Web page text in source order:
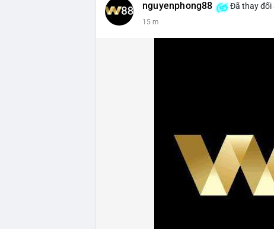
nguyenphong88 Đã thay đổi
15 m